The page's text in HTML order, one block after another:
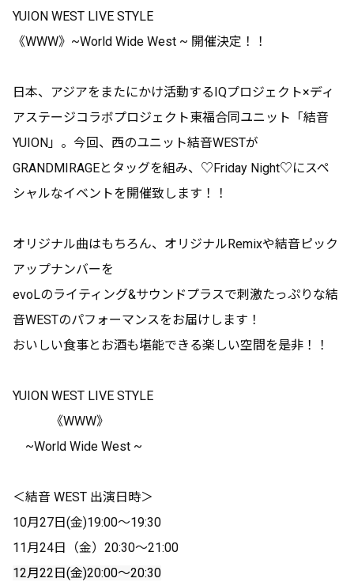
YUION WEST LIVE STYLE
《WWW》~World Wide West ~ 開催決定！！
日本、アジアをまたにかけ活動するIQプロジェクト×ディ
アステージコラボプロジェクト東福合同ユニット「結音
YUION」。今回、西のユニット結音WESTが
GRANDMIRAGEとタッグを組み、♡Friday Night♡にスペ
シャルなイベントを開催致します！！
オリジナル曲はもちろん、オリジナルRemixや結音ピック
アップナンバーを
evoLのライティング&サウンドプラスで刺激たっぷりな結
音WESTのパフォーマンスをお届けします！
おいしい食事とお酒も堪能できる楽しい空間を是非！！
YUION WEST LIVE STYLE
《WWW》
~World Wide West ~
＜結音 WEST 出演日時＞
10月27日(金)19:00〜19:30
11月24日（金）20:30〜21:00
12月22日(金)20:00〜20:30